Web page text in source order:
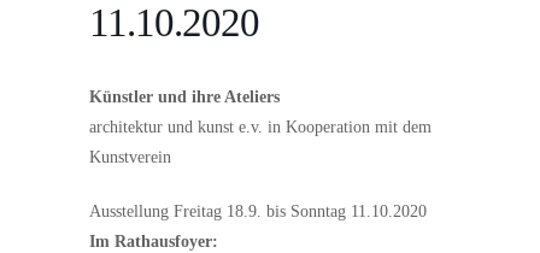
11.10.2020
Künstler und ihre Ateliers
architektur und kunst e.v. in Kooperation mit dem
Kunstverein
Ausstellung Freitag 18.9. bis Sonntag 11.10.2020
Im Rathausfoyer: